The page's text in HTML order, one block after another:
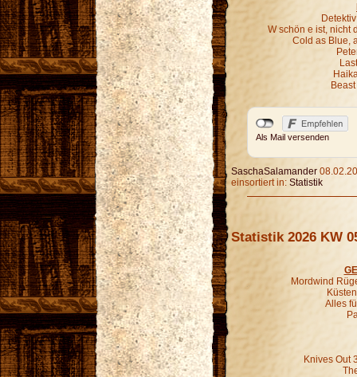
W schön e ist, nicht
Cold as Blue,
Als Mail versenden
SaschaSalamander
einsortiert in: Statistik
Statistik 2026 KW
Mordwind
Alles
Knives Out